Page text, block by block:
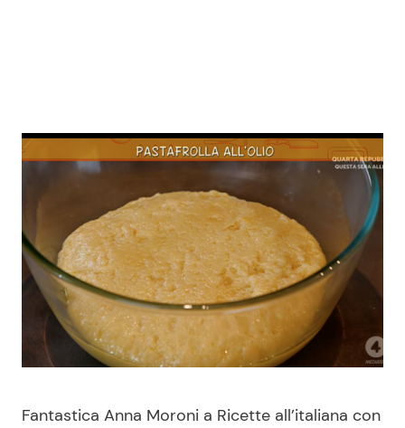
News Cinema
News Spettacolo
News dal mondo
Benessere
Casa
Cucina e Ricette
Consigli di Cucina
Fantastica Anna Moroni a Ricette all’italiana con